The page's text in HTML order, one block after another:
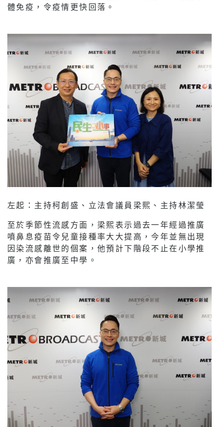
體免疫，令疫情更快回落。
左起：主持柯創盛、立法會議員梁熙、主持林潔瑩
至於季節性流感方面，梁熙表示過去一年經過推廣
噴鼻息疫苗令兒童接種率大大提高，今年並無出現
因染流感離世的個案，他預計下階段不止在小學推
廣，亦會推廣至中學。